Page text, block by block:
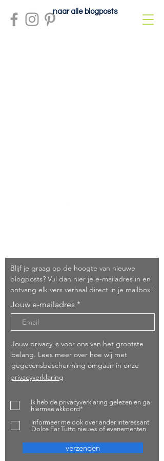
naar alle blogposts
Blijf je graag op de hoogte van nieuwe
blogposts? Vul dan hier je e-mailadres in en
ontvang elk vers verhaal direct in je mailbox!
Jouw e-mailadres
privacyverklaring
Jouw privacy is voor ons van het grootste
belang. Lees meer over hoe wij met
gegevensbescherming omgaan in onze
Ik heb de privacyverklaring gelezen en ga
hiermee akkoord*
Informeer me ook over ander interessant
Dolce Far Tutto nieuws of evenementen
verzenden